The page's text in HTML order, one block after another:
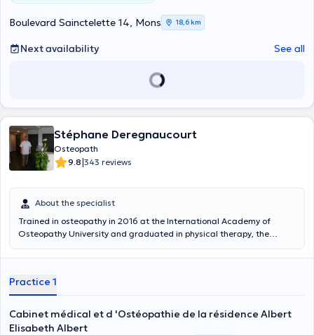
Boulevard Sainctelette 14, Mons 18,6 km
Next availability See all
Stéphane Deregnaucourt
Osteopath
9.8|343 reviews
About the specialist
Trained in osteopathy in 2016 at the International Academy of
Osteopathy University and graduated in physical therapy, the
center of Montigny Le Tilleul near the CHU André Vesale, he also
treated by non forced way.
Practice 1
Cabinet médical et d 'Ostéopathie de la résidence Albert
Elisabeth Albert